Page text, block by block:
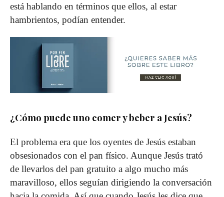
está hablando en términos que ellos, al estar
hambrientos, podían entender.
¿Cómo puede uno comer y beber a Jesús?
El problema era que los oyentes de Jesús estaban
obsesionados con el pan físico. Aunque Jesús trató
de llevarlos del pan gratuito a algo mucho más
maravilloso, ellos seguían dirigiendo la conversación